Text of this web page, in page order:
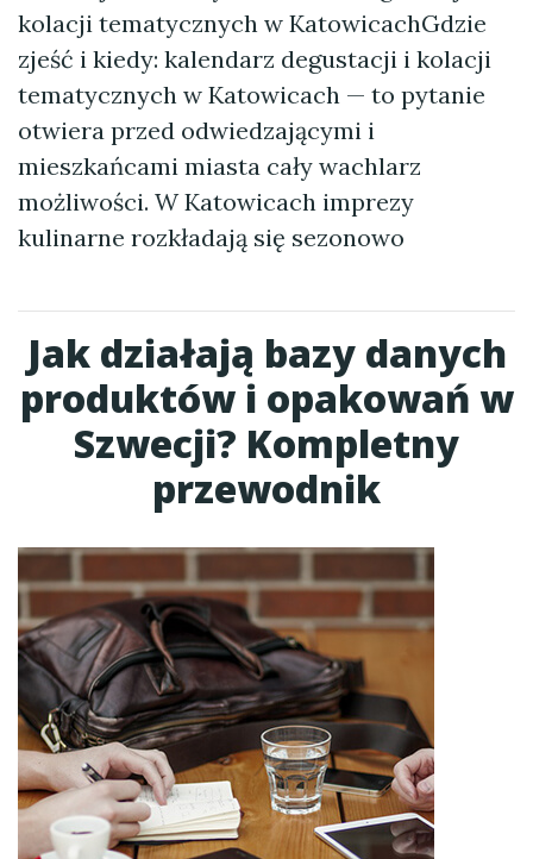
kolacji tematycznych w KatowicachGdzie
zjeść i kiedy: kalendarz degustacji i kolacji
tematycznych w Katowicach — to pytanie
otwiera przed odwiedzającymi i
mieszkańcami miasta cały wachlarz
możliwości. W Katowicach imprezy
kulinarne rozkładają się sezonowo
Jak działają bazy danych
produktów i opakowań w
Szwecji? Kompletny
przewodnik